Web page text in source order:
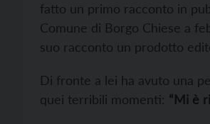
fatto un primo racconto in
Comune di Borgo Chiese a
suo racconto un prodotto
Di fronte a lei ha avuto una
quei terribili momenti: “Mi è